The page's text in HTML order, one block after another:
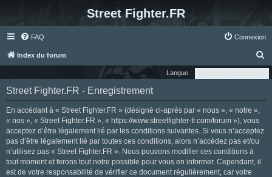
Street Fighter.FR
FAQ Connexion
Index du forum
e
Langue :
Street Fighter.FR - Enregistrement
En accédant à « Street Fighter.FR » (désigné ci-après par « nous », « notre »,
« nos », « Street Fighter.FR », « https://www.streetfighter-fr.com/forum »), vous
acceptez d’être légalement lié par les conditions suivantes. Si vous n’acceptez
pas d’être légalement lié par toutes ces conditions, alors n’accédez pas et/ou
n’utilisez pas « Street Fighter.FR ». Nous pouvons modifier ces conditions à
tout moment et ferons tout notre possible pour vous en informer. Cependant, il
est de votre responsabilité de vérifier ce document régulièrement, car votre